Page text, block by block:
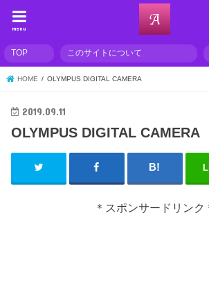
menu
TOP このサイトについて
HOME OLYMPUS DIGITAL CAMERA
2019.09.11
OLYMPUS DIGITAL CAMERA
＊スポンサードリンク